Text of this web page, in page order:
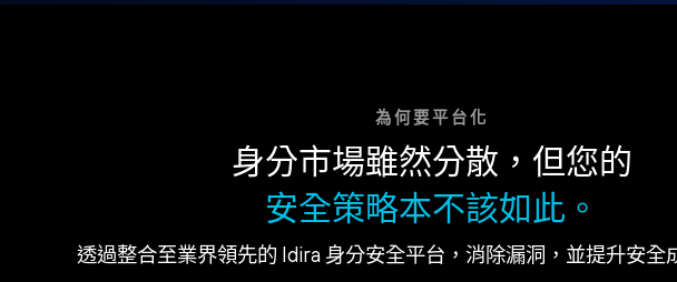
為何要平台化
身分市場雖然分散，但您的
安全策略本不該如此。
透過整合至業界領先的 Idira 身分安全平台，消除漏洞，並提升安全